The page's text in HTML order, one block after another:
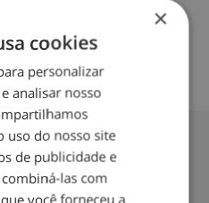
×
cookies
personalizar
analisar nosso
uso do nosso site
de publicidade e
las com
você forneceu a